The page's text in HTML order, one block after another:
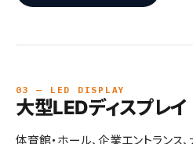
03 — LED DISPLAY
大型LEDディスプレイ
体育館・ホール、企業エントランス